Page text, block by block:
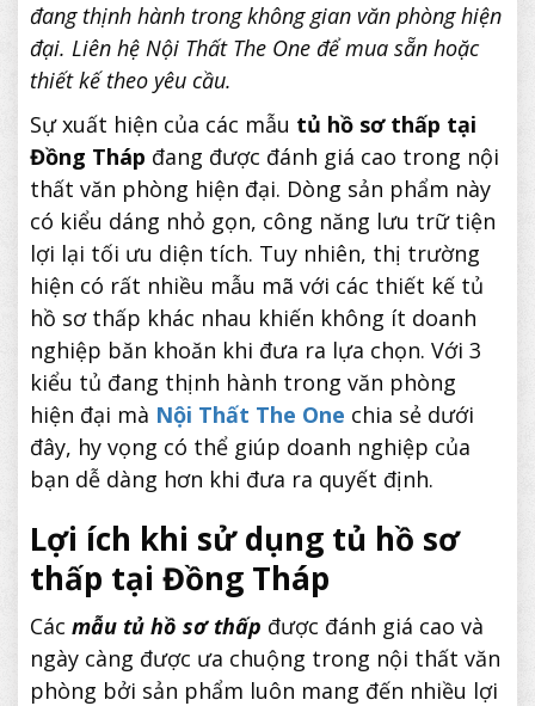
đang thịnh hành trong không gian văn phòng hiện
đại. Liên hệ Nội Thất The One để mua sẵn hoặc
thiết kế theo yêu cầu.
Sự xuất hiện của các mẫu tủ hồ sơ thấp tại
Đồng Tháp đang được đánh giá cao trong nội
thất văn phòng hiện đại. Dòng sản phẩm này
có kiểu dáng nhỏ gọn, công năng lưu trữ tiện
lợi lại tối ưu diện tích. Tuy nhiên, thị trường
hiện có rất nhiều mẫu mã với các thiết kế tủ
hồ sơ thấp khác nhau khiến không ít doanh
nghiệp băn khoăn khi đưa ra lựa chọn. Với 3
kiểu tủ đang thịnh hành trong văn phòng
hiện đại mà Nội Thất The One chia sẻ dưới
đây, hy vọng có thể giúp doanh nghiệp của
bạn dễ dàng hơn khi đưa ra quyết định.
Lợi ích khi sử dụng tủ hồ sơ
thấp tại Đồng Tháp
Các mẫu tủ hồ sơ thấp được đánh giá cao và
ngày càng được ưa chuộng trong nội thất văn
phòng bởi sản phẩm luôn mang đến nhiều lợi